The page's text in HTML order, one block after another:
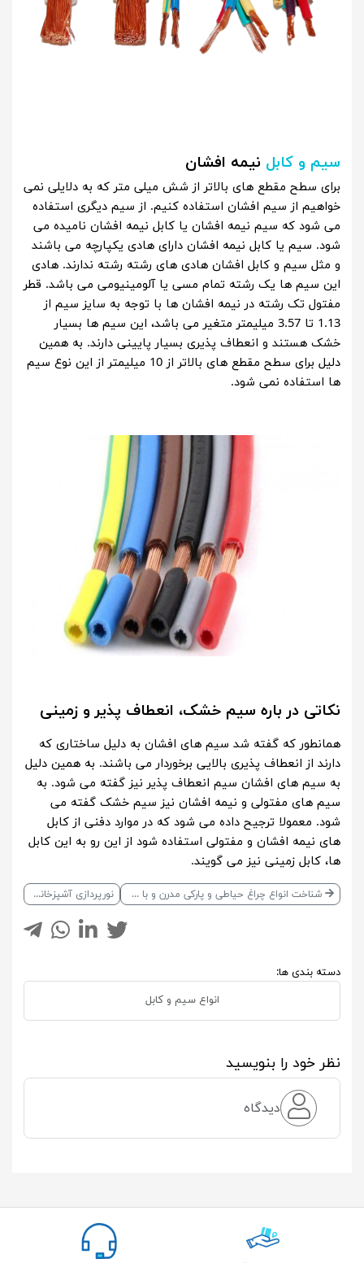
سیم و کابل نیمه افشان
برای سطح مقطع های بالاتر از شش میلی متر که به دلایلی نمی
خواهیم از سیم افشان استفاده کنیم. از سیم دیگری استفاده
می شود که سیم نیمه افشان یا کابل نیمه افشان نامیده می
شود. سیم یا کابل نیمه افشان دارای هادی یکپارچه می باشند
و مثل سیم و کابل افشان هادی های رشته رشته ندارند. هادی
این سیم ها یک رشته تمام مسی یا آلومینیومی می باشد. قطر
مفتول تک رشته در نیمه افشان ها با توجه به سایز سیم از
1.13 تا 3.57 میلیمتر متغیر می باشد، این سیم ها بسیار
خشک هستند و انعطاف پذیری بسیار پایینی دارند. به همین
دلیل برای سطح مقطع های بالاتر از 10 میلیمتر از این نوع سیم
ها استفاده نمی شود.
نکاتی در باره سیم خشک، انعطاف پذیر و زمینی
همانطور که گفته شد سیم های افشان به دلیل ساختاری که
دارند از انعطاف پذیری بالایی برخوردار می باشند. به همین دلیل
به سیم های افشان سیم انعطاف پذیر نیز گفته می شود. به
سیم های مفتولی و نیمه افشان نیز سیم خشک گفته می
شود. معمولا ترجیح داده می شود که در موارد دفنی از کابل
های نیمه افشان و مفتولی استفاده شود از این رو به این کابل
ها، کابل زمینی نیز می گویند.
شناخت انواع چراغ حیاطی و پارکی مدرن و با کیفیت نورپردازی آشپزخانه
دسته بندی ها:
انواع سیم و کابل
نظر خود را بنویسید
دیدگاه